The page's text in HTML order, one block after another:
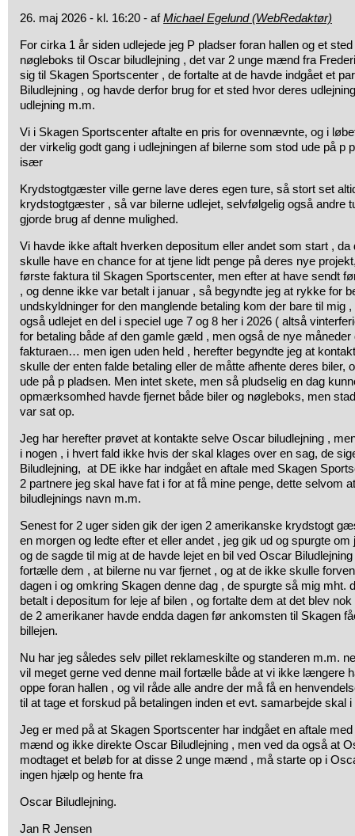
26. maj 2026 - kl. 16:20 - afMichael Egelund (WebRedaktør)
For cirka 1 år siden udlejede jeg P pladser foran hallen og et
nøgleboks til Oscar biludlejning , det var 2 unge mænd fra
sig til Skagen Sportscenter , de fortalte at de havde indgået et
Biludlejning , og havde derfor brug for et sted hvor deres
udlejning m.m.
Vi i Skagen Sportscenter aftalte en pris for ovennævnte, og i
der virkelig godt gang i udlejningen af bilerne som stod ude på p
især
Krydstogtgæster ville gerne lave deres egen ture, så stort set
krydstogtgæster , så var bilerne udlejet, selvfølgelig også andre
gjorde brug af denne mulighed.
Vi havde ikke aftalt hverken depositum eller andet som start , da
skulle have en chance for at tjene lidt penge på deres nye
første faktura til Skagen Sportscenter, men efter at have sendt
, og denne ikke var betalt i januar , så begyndte jeg at rykke for
undskyldninger for den manglende betaling kom der bare til mig
også udlejet en del i speciel uge 7 og 8 her i 2026 ( altså
for betaling både af den gamle gæld , men også de nye måneder
fakturaen… men igen uden held , herefter begyndte jeg at
skulle der enten falde betaling eller de måtte afhente deres biler,
ude på p pladsen. Men intet skete, men så pludselig en dag
opmærksomhed havde fjernet både biler og nøgleboks, men
var sat op.
Jeg har herefter prøvet at kontakte selve Oscar biludlejning ,
i nogen , i hvert fald ikke hvis der skal klages over en sag, de
Biludlejning, at DE ikke har indgået en aftale med Skagen
2 partnere jeg skal have fat i for at få mine penge, dette selvom
biludlejnings navn m.m.
Senest for 2 uger siden gik der igen 2 amerikanske krydstogt
en morgen og ledte efter et eller andet , jeg gik ud og spurgte
og de sagde til mig at de havde lejet en bil ved Oscar
fortælle dem , at bilerne nu var fjernet , og at de ikke skulle
dagen i og omkring Skagen denne dag , de spurgte så mig mht.
betalt i depositum for leje af bilen , og fortalte dem at det blev
de 2 amerikaner havde endda dagen før ankomsten til Skagen
billejen.
Nu har jeg således selv pillet reklameskilte og standeren m.m.
vil meget gerne ved denne mail fortælle både at vi ikke længere
oppe foran hallen , og vil råde alle andre der må få en
til at tage et forskud på betalingen inden et evt. samarbejde skal i
Jeg er med på at Skagen Sportscenter har indgået en aftale
mænd og ikke direkte Oscar Biludlejning , men ved da også at
modtaget et beløb for at disse 2 unge mænd , må starte op i
ingen hjælp og hente fra
Oscar Biludlejning.
Jan R Jensen